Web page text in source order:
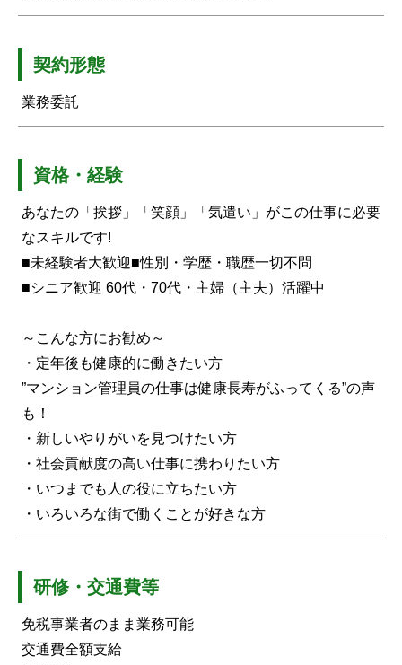
契約形態
業務委託
資格・経験
あなたの「挨拶」「笑顔」「気遣い」がこの仕事に必要
なスキルです!
■未経験者大歓迎■性別・学歴・職歴一切不問
■シニア歓迎 60代・70代・主婦（主夫）活躍中
～こんな方にお勧め～
・定年後も健康的に働きたい方
”マンション管理員の仕事は健康長寿がふってくる”の声
も！
・新しいやりがいを見つけたい方
・社会貢献度の高い仕事に携わりたい方
・いつまでも人の役に立ちたい方
・いろいろな街で働くことが好きな方
研修・交通費等
免税事業者のまま業務可能
交通費全額支給